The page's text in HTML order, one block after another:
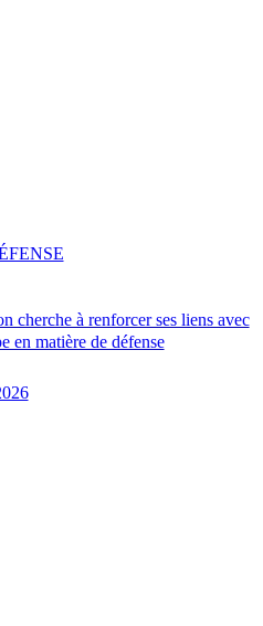
cherche à renforcer ses liens avec
en matière de défense